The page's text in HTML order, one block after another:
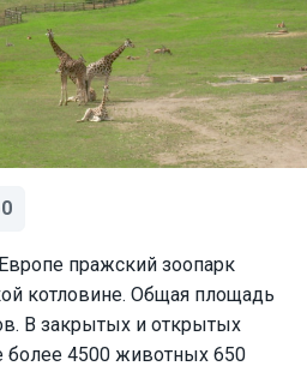
0
пражский зоопарк
котловине. Общая площадь
В закрытых и открытых
более 4500 животных 650